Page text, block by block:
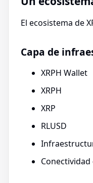
El ecosistema de
Capa de
XRPH Wallet
XRPH
XRP
RLUSD
Conectividad